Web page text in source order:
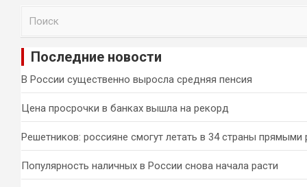
и
Последние новости
В России существенно выросла средняя пенсия
Цена просрочки в банках вышла на рекорд
Решетников: россияне смогут летать в 34 страны прямыми
Популярность наличных в России снова начала расти